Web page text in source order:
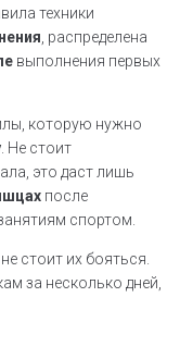
техники
, распределена
выполнения первых
которую нужно
. Не стоит
это даст лишь
после
спортом.
стоит их бояться.
за несколько дней,